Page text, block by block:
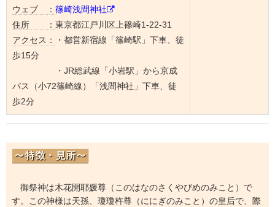
ウェブ ： 篠崎浅間神社
住所 ： 東京都江戸川区上篠崎1-22-31
アクセス：
・都営新宿線「篠崎駅」下車、徒
歩15分
・JR総武線「小岩駅」から京成
バス（小72篠崎線）「浅間神社」下車、徒
歩2分
御祭神は木花開耶媛尊（このはなのさくやびめのみこと）で
す。この神様は天孫、瓊瓊杵尊（ににぎのみこと）の皇后で、際